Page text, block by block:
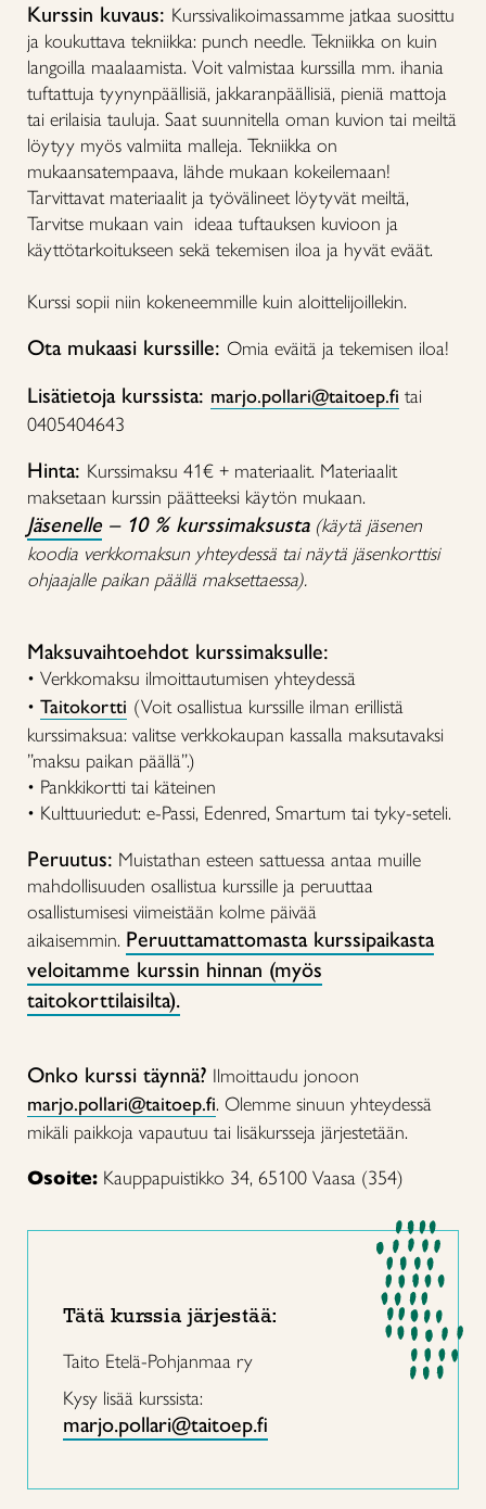
Kurssin kuvaus: Kurssivalikoimassamme jatkaa suosittu
ja koukuttava tekniikka: punch needle. Tekniikka on kuin
langoilla maalaamista. Voit valmistaa kurssilla mm. ihania
tuftattuja tyynynpäällisiä, jakkaranpäällisiä, pieniä mattoja
tai erilaisia tauluja. Saat suunnitella oman kuvion tai meiltä
löytyy myös valmiita malleja. Tekniikka on
mukaansatempaava, lähde mukaan kokeilemaan!
Tarvittavat materiaalit ja työvälineet löytyvät meiltä,
Tarvitse mukaan vain ideaa tuftauksen kuvioon ja
käyttötarkoitukseen sekä tekemisen iloa ja hyvät eväät.
Kurssi sopii niin kokeneemmille kuin aloittelijoillekin.
Ota mukaasi kurssille: Omia eväitä ja tekemisen iloa!
Lisätietoja kurssista: marjo.pollari@taitoep.fi tai
0405404643
Hinta: Kurssimaksu 41€ + materiaalit. Materiaalit
maksetaan kurssin päätteeksi käytön mukaan.
Jäsenelle– 10 % kurssimaksusta (käytä jäsenen
koodia verkkomaksun yhteydessä tai näytä jäsenkorttisi
ohjaajalle paikan päällä maksettaessa).
Maksuvaihtoehdot kurssimaksulle:
• Verkkomaksu ilmoittautumisen yhteydessä
• Taitokortti (Voit osallistua kurssille ilman erillistä
kurssimaksua: valitse verkkokaupan kassalla maksutavaksi
”maksu paikan päällä”.)
• Pankkikortti tai käteinen
• Kulttuuriedut: e-Passi, Edenred, Smartum tai tyky-seteli.
Peruutus: Muistathan esteen sattuessa antaa muille
mahdollisuuden osallistua kurssille ja peruuttaa
osallistumisesi viimeistään kolme päivää
aikaisemmin. Peruuttamattomasta kurssipaikasta
veloitamme kurssin hinnan (myös
taitokorttilaisilta).
Onko kurssi täynnä? Ilmoittaudu jonoon
marjo.pollari@taitoep.fi. Olemme sinuun yhteydessä
mikäli paikkoja vapautuu tai lisäkursseja järjestetään.
Osoite: Kauppapuistikko 34, 65100 Vaasa (354)
Tätä kurssia järjestää:
Taito Etelä-Pohjanmaa ry
Kysy lisää kurssista:
marjo.pollari@taitoep.fi